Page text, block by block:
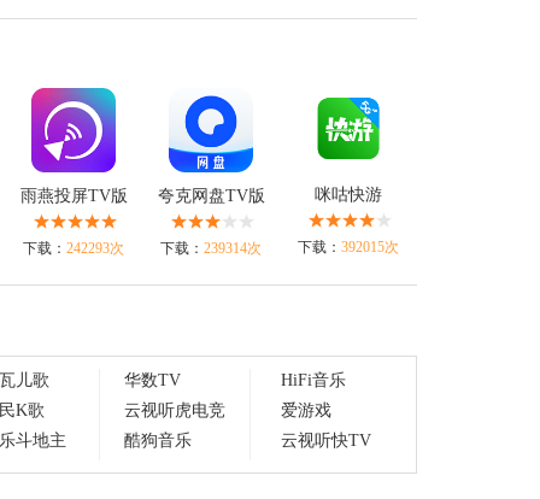
雨燕投屏TV版
下载： 242293次
夸克网盘TV版
下载： 239314次
咪咕快游
下载： 392015次
儿歌
K歌
斗地主
华数TV
云视听虎电竞
酷狗音乐
HiFi音乐
爱游戏
云视听快TV